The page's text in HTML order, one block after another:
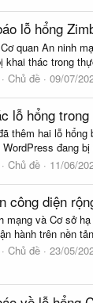
lỗ hổng
quan An ninh
khai thác trong
Chủ đề 09/07/
lỗ hổng
thêm hai lỗ
WordPress đang
Chủ đề 11/06/
công diện
mạng và Cơ sở
hành trên nền
Chủ đề 23/05/